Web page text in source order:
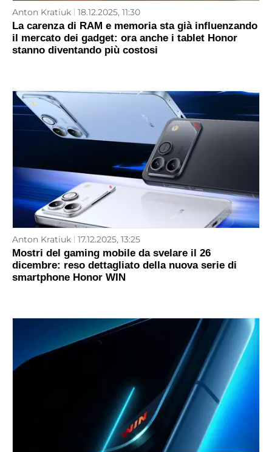
Anton Kratiuk 18.12.2025, 11:30
La carenza di RAM e memoria sta già influenzando
il mercato dei gadget: ora anche i tablet Honor
stanno diventando più costosi
Anton Kratiuk 17.12.2025, 13:25
Mostri del gaming mobile da svelare il 26
dicembre: reso dettagliato della nuova serie di
smartphone Honor WIN